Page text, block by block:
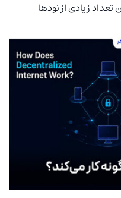
زیادی از نودها